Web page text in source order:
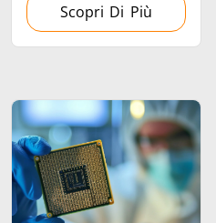
Scopri Di Più